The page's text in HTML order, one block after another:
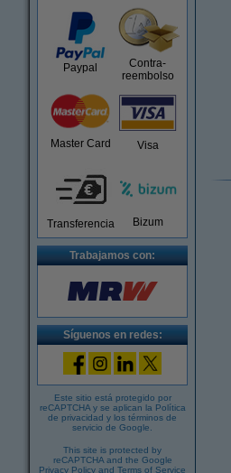
Paypal
Contra-
reembolso
Master Card Visa
Transferencia Bizum
Trabajamos con:
Síguenos en redes:
Este sitio está protegido por
reCAPTCHA y se aplican la Política
de privacidad y los términos de
servicio de Google
This site is protected by
reCAPTCHA and the Google
Privacy Policy and Terms of Service